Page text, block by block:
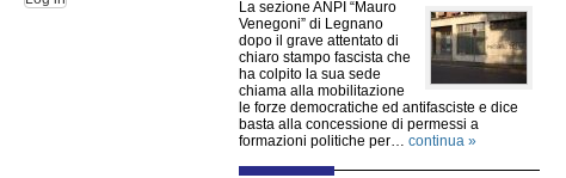
La sezione ANPI “Mauro
Venegoni” di Legnano
dopo il grave attentato di
chiaro stampo fascista che
ha colpito la sua sede
chiama alla mobilitazione
le forze democratiche ed antifasciste e dice
basta alla concessione di permessi a
formazioni politiche per… continua »